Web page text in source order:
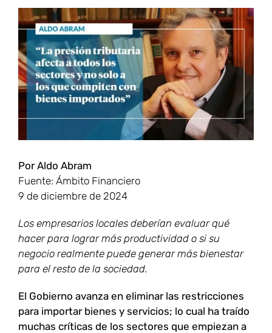
Ver
imagen
más
grande
Por Aldo Abram
Fuente: Ámbito Financiero
9 de diciembre de 2024
Los empresarios locales deberían evaluar qué
hacer para lograr más productividad o si su
negocio realmente puede generar más bienestar
para el resto de la sociedad.
El Gobierno avanza en eliminar las restricciones
para importar bienes y servicios; lo cual ha traído
muchas críticas de los sectores que empiezan a